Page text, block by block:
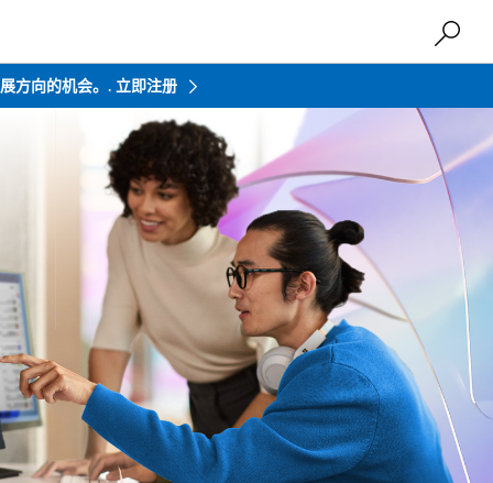
方向的机会。. 立即注册